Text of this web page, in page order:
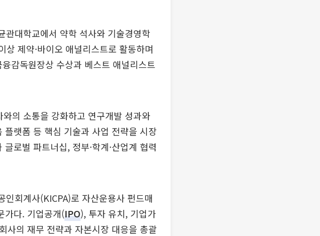
대학교에서 약학 석사와 기술경영학
제약·바이오 애널리스트로 활동하며
감독원장상 수상과 베스트 애널리스트
의 소통을 강화하고 연구개발 성과와
랫폼 등 핵심 기술과 사업 전략을 시장
로벌 파트너십, 정부·학계·산업계 협력
회계사(KICPA)로 자산운용사 펀드매
가다. 기업공개(IPO), 투자 유치, 기업가
사의 재무 전략과 자본시장 대응을 총괄